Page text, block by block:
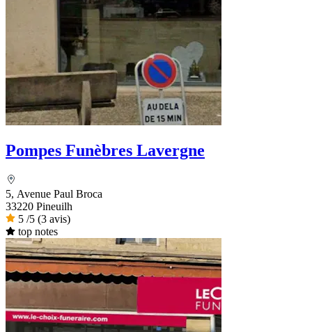
Pompes Funèbres Lavergne
5, Avenue Paul Broca
33220 Pineuilh
5 /5 (3 avis)
top notes